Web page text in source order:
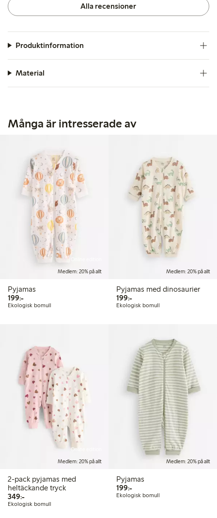
Alla recensioner
Produktinformation
Material
Många är intresserade av
Medlem: 20% på allt
Pyjamas
199:-199,00 kr
Ekologisk bomull
Medlem: 20% på allt
Pyjamas med dinosaurier
199:-199,00 kr
Ekologisk bomull
Online edition
Medlem: 20% på allt
2-pack pyjamas med
heltäckande tryck
349:-349,00 kr
Ekologisk bomull
Medlem: 20% på allt
Pyjamas
199:-199,00 kr
Ekologisk bomull